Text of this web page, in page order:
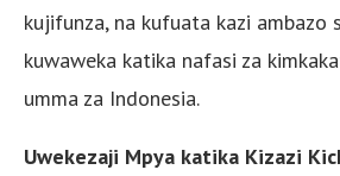
kujifunza, na kufuata kazi ambazo
kuwaweka katika nafasi za
umma za Indonesia.
Uwekezaji Mpya katika Kizazi